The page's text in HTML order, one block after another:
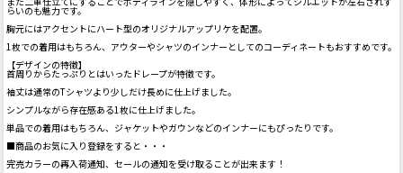
らいのも魅力です。
胸元にはアクセントにハート型のオリジナルアップリケを配置。
1枚での着用はもちろん、アウターやシャツのインナーとしてのコーディネートもおすすめです。
【デザインの特徴】
首周りからたっぷりとはいったドレープが特徴です。
袖丈は通常のTシャツより少しだけ長めに仕上げました。
シンプルながら存在感ある1枚に仕上げました。
単品での着用はもちろん、ジャケットやガウンなどのインナーにもぴったりです。
■商品のお気に入り登録をすると・・・
完売カラーの再入荷通知、セールの通知を受け取ることが出来ます！